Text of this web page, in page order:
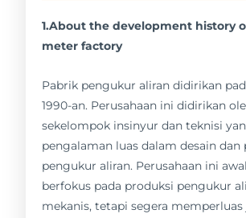
1.About the development history
meter factory
Pabrik pengukur aliran didirikan
1990-an. Perusahaan ini didirikan
sekelompok insinyur dan teknisi
pengalaman luas dalam desain dan
pengukur aliran. Perusahaan ini
berfokus pada produksi pengukur
mekanis, tetapi segera